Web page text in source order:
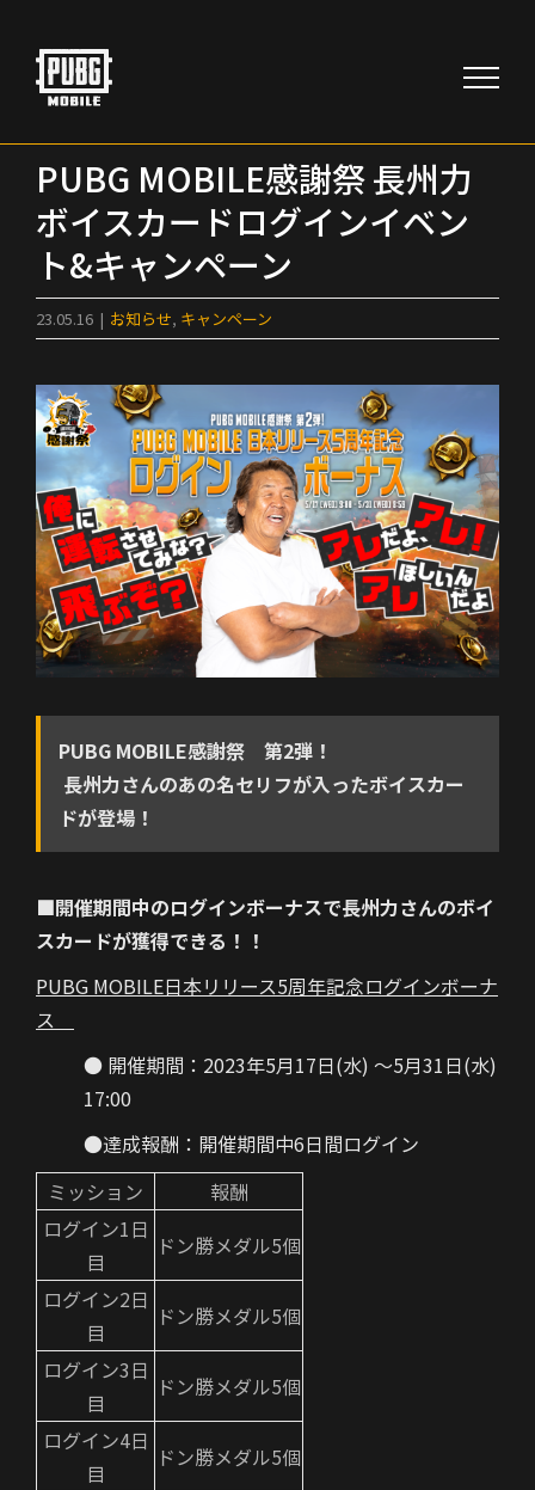
content
PUBG MOBILE感謝祭 長州力
ボイスカードログインイベン
ト&キャンペーン
23.05.16 | お知らせ, キャンペーン
PUBG MOBILE感謝祭 第2弾！
長州力さんのあの名セリフが入ったボイスカー
ドが登場！
■開催期間中のログインボーナスで長州力さんのボイ
スカードが獲得できる！！
PUBG MOBILE日本リリース5周年記念ログインボーナ
ス
● 開催期間：2023年5月17日(水) ～5月31日(水)
17:00
●達成報酬：開催期間中6日間ログイン
ミッション
報酬
ログイン1日
目
ドン勝メダル5個
ログイン2日
目
ドン勝メダル5個
ログイン3日
目
ドン勝メダル5個
ログイン4日
目
ドン勝メダル5個